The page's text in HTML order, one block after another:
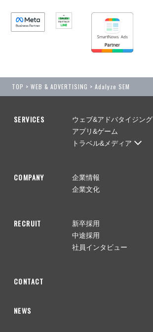
TOP > WEB & ADVERTISING > Adalyze SEM
SERVICES
ウェブ&アドバタイジング
アプリ&ゲーム
トラベル&メディア
COMPANY
企業情報
企業文化
RECRUIT
新卒採用
中途採用
社員インタビュー
CONTACT
NEWS